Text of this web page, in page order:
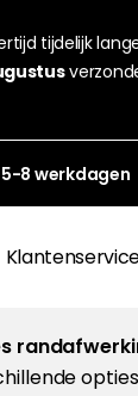
tijdelijk
8 werkdagen
opties